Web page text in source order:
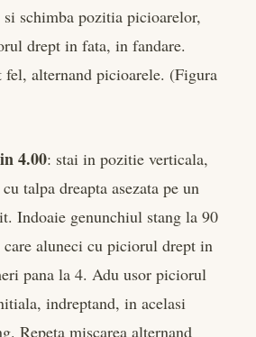
schimba pozitia picioarelor,
drept in fata, in fandare.
fel, alternand picioarele. (Figura
4.00: stai in pozitie verticala,
talpa dreapta asezata pe un
Indoaie genunchiul stang la 90
aluneci cu piciorul drept in
pana la 4. Adu usor piciorul
indreptand, in acelasi
Repeta miscarea alternand